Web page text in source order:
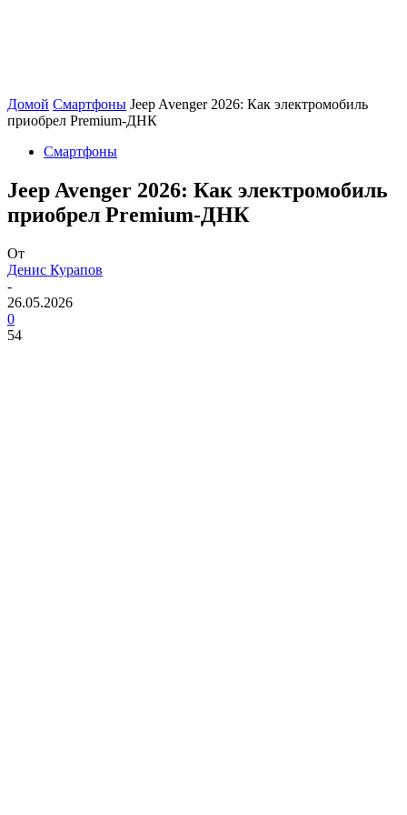
Домой Смартфоны Jeep Avenger 2026: Как электромобиль
приобрел Premium-ДНК
Смартфоны
Jeep Avenger 2026: Как электромобиль
приобрел Premium-ДНК
От
Денис Курапов
-
26.05.2026
0
54